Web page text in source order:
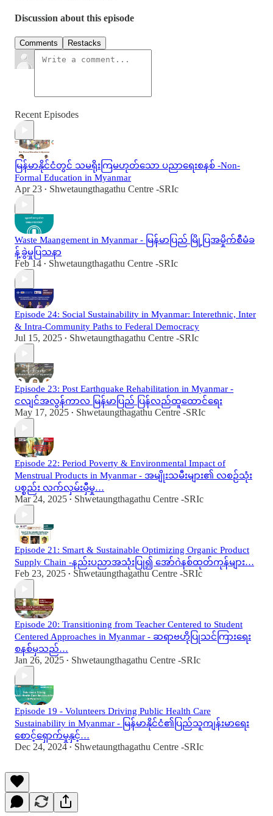
Discussion about this episode
Comments Restacks
Recent Episodes
မြန်မာနိုင်ငံတွင် သမရိုးကြမဟုတ်သော ပညာရေးစနစ် -Non-
Formal Education in Myanmar
Apr 23 • Shwetaungthagathu Centre -SRIc
Waste Maangement in Myanmar - မြန်မာပြည် မြို့ပြအမှိုက်စီမံခ
န့်ခွဲမှုပြသနာ
Feb 14 • Shwetaungthagathu Centre -SRIc
Episode 24: Social Sustainability in Myanmar: Interethnic, Inter
& Intra-Community Paths to Federal Democracy
Jul 15, 2025 • Shwetaungthagathu Centre -SRIc
Episode 23: Post Earthquake Rehabilitation in Myanmar -
ငလျင်အလွန်ကာလ မြန်မာပြည် ပြန်လည်ထူထောင်ရေး
May 17, 2025 • Shwetaungthagathu Centre -SRIc
Episode 22: Period Poverty & Environmental Impact of
Menstrual Products in Myanmar - အမျိုးသမီးများ၏ လစဉ်သုံး
ပစ္စည်း လက်လှမ်းမှီမှု…
Mar 24, 2025 • Shwetaungthagathu Centre -SRIc
Episode 21: Smart & Sustainable Optimizing Organic Product
Supply Chain -နည်းပညာအသုံးပြု၍ အော်ဂဲနစ်ထုတ်ကုန်များ…
Feb 23, 2025 • Shwetaungthagathu Centre -SRIc
Episode 20: Transitioning from Teacher Centered to Student
Centered Approaches in Myanmar - ဆရာဗဟိုပြုသင်ကြားရေး
စနစ်မှသည်…
Jan 26, 2025 • Shwetaungthagathu Centre -SRIc
Episode 19 - Volunteers Driving Public Health Care
Sustainability in Myanmar - မြန်မာနိုင်ငံ၏ပြည်သူကျန်းမာရေး
စောင့်ရှောက်မှုနှင့်…
Dec 24, 2024 • Shwetaungthagathu Centre -SRIc